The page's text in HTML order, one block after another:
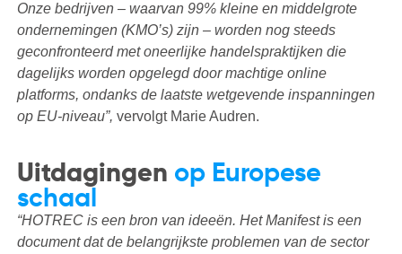
Onze bedrijven – waarvan 99% kleine en middelgrote
ondernemingen (KMO’s) zijn – worden nog steeds
geconfronteerd met oneerlijke handelspraktijken die
dagelijks worden opgelegd door machtige online
platforms, ondanks de laatste wetgevende inspanningen
op EU-niveau”, vervolgt Marie Audren.
Uitdagingen op Europese
schaal
“HOTREC is een bron van ideeën. Het Manifest is een
document dat de belangrijkste problemen van de sector